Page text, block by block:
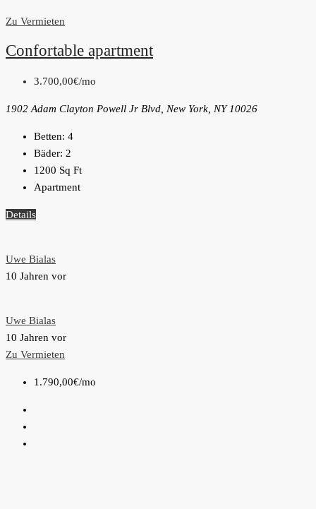
Zu Vermieten
Confortable apartment
3.700,00€/mo
1902 Adam Clayton Powell Jr Blvd, New York, NY 10026
Betten: 4
Bäder: 2
1200 Sq Ft
Apartment
Details
Uwe Bialas
10 Jahren vor
Uwe Bialas
10 Jahren vor
Zu Vermieten
1.790,00€/mo